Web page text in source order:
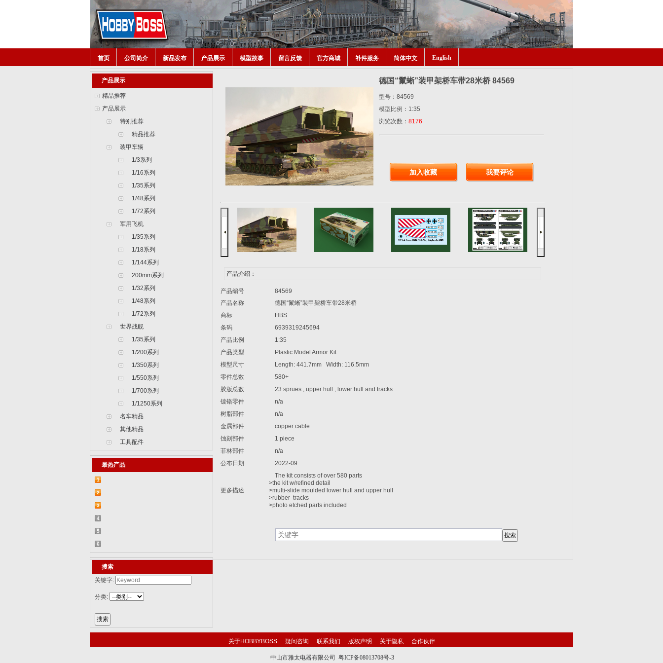
首页 公司简介 新品发布 产品展示 模型故事 留言反馈 官方商城 补件服务 简体中文 English
产品展示
精品推荐
产品展示
特别推荐
精品推荐
装甲车辆
1/3系列
1/16系列
1/35系列
1/48系列
1/72系列
军用飞机
1/35系列
1/18系列
1/144系列
200mm系列
1/32系列
1/48系列
1/72系列
世界战舰
1/35系列
1/200系列
1/350系列
1/550系列
1/700系列
1/1250系列
名车精品
其他精品
工具配件
最热产品
1
【2015-07-07】德国BR 52型蒸汽机车
829...
2
【2015-07-06】德国LWS水陆两栖牵引车
82...
3
【2018-08-31】中国ZTL-11轮式装甲突击
车 ...
4
【2015-12-31】加拿大豹2A4M主战坦克
8386...
5
【2014-12-10】俄罗斯KrAZ-255B军用卡
车85...
6
【2014-12-10】以色列阿奇扎里特装甲运
兵...搜索
关键字:
分类:
德国“鬣蜥”装甲架桥车带28米桥 84569
型号：84569
模型比例：1:35
浏览次数： 8176
加入收藏 我要评论
产品介绍：
产品编号
84569
产品名称
德国“鬣蜥”装甲架桥车带28米桥
商标
HBS
条码
6939319245694
产品比例
1:35
产品类型
Plastic Model Armor Kit
模型尺寸
Length: 441.7mm Width: 116.5mm
零件总数
580+
胶版总数
23 sprues , upper hull , lower hull and tracks
镀铬零件
n/a
树脂部件
n/a
金属部件
copper cable
蚀刻部件
1 piece
菲林部件
n/a
公布日期
2022-09
更多描述
The kit consists of over 580 parts
>the kit w/refined detail
>multi-slide moulded lower hull and upper hull
>rubber tracks
>photo etched parts included
关于HOBBYBOSS 疑问咨询 联系我们 版权声明 关于隐私 合作伙伴
中山市雅太电器有限公司 粤ICP备08013708号-3